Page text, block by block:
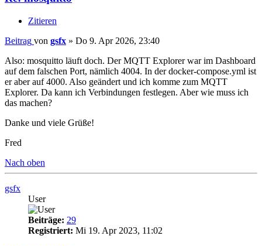
Zitieren
Beitrag von gsfx » Do 9. Apr 2026, 23:40
Also: mosquitto läuft doch. Der MQTT Explorer war im Dashboard
auf dem falschen Port, nämlich 4004. In der docker-compose.yml ist
er aber auf 4000. Also geändert und ich komme zum MQTT
Explorer. Da kann ich Verbindungen festlegen. Aber wie muss ich
das machen?
Danke und viele Grüße!
Fred
Nach oben
gsfx
User
Beiträge: 29
Registriert: Mi 19. Apr 2023, 11:02